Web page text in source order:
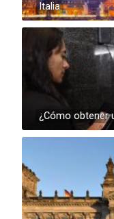
Italia
¿Cómo obtener